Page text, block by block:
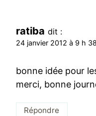
ratiba dit :
24 janvier 2012 à 9 h
bonne idée pour
merci, bonne
Répondre